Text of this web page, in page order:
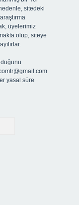
sitedeki
üyelerimiz
olup, siteye
yasal süre